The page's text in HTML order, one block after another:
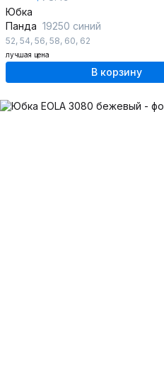
Юбка
Панда 19250 синий
52, 54, 56, 58, 60, 62
лучшая цена
В корзину